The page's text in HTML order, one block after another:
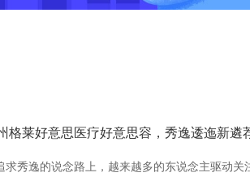
格莱好意思医疗好意思容，秀逸逶迤新遴
求秀逸的说念路上，越来越多的东说念主驱动